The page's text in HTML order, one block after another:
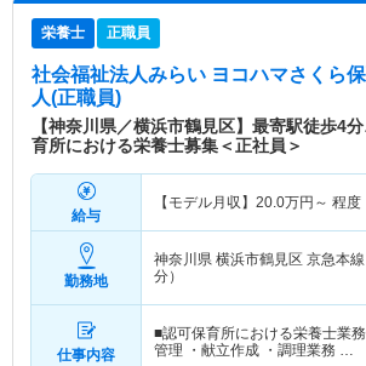
栄養士 正職員
社会福祉法人みらい ヨコハマさくら
人(正職員)
【神奈川県／横浜市鶴見区】最寄駅徒歩4
育所における栄養士募集＜正社員＞
給与
【モデル月収】 20.0万円～ 程度
勤務地
神奈川県 横浜市鶴見区 京急本
分）
仕事内容
■認可保育所における栄養士業務
管理 ・献立作成 ・調理業務 …